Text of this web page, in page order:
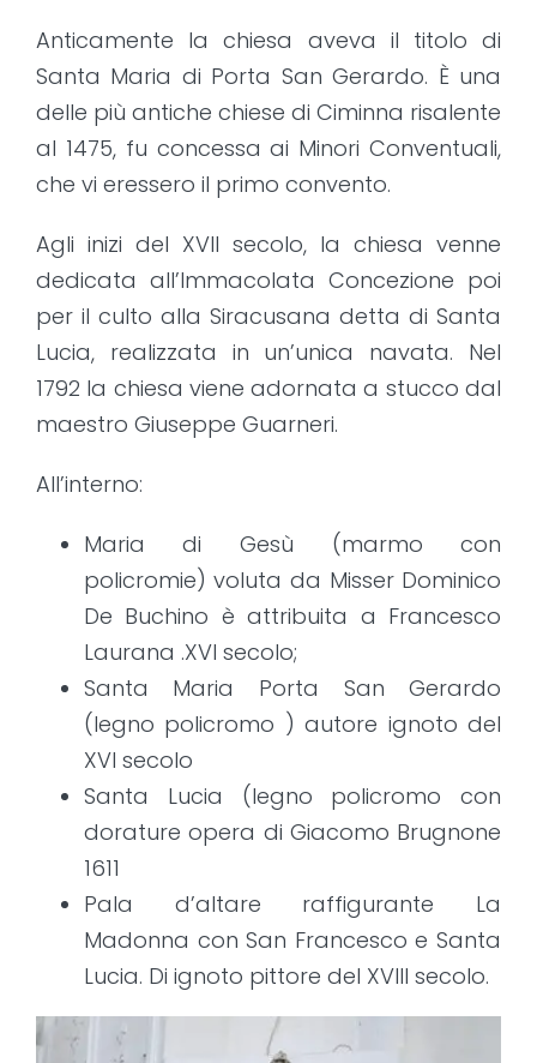
Anticamente la chiesa aveva il titolo di
Santa Maria di Porta San Gerardo. È una
delle più antiche chiese di Ciminna risalente
al 1475, fu concessa ai Minori Conventuali,
che vi eressero il primo convento.
Agli inizi del XVII secolo, la chiesa venne
dedicata all’Immacolata Concezione poi
per il culto alla Siracusana detta di Santa
Lucia, realizzata in un’unica navata. Nel
1792 la chiesa viene adornata a stucco dal
maestro Giuseppe Guarneri.
All’interno:
Maria di Gesù (marmo con
policromie) voluta da Misser Dominico
De Buchino è attribuita a Francesco
Laurana .XVI secolo;
Santa Maria Porta San Gerardo
(legno policromo ) autore ignoto del
XVI secolo
Santa Lucia (legno policromo con
dorature opera di Giacomo Brugnone
1611
Pala d’altare raffigurante La
Madonna con San Francesco e Santa
Lucia. Di ignoto pittore del XVIII secolo.